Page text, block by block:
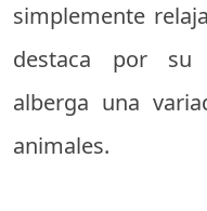
simplemente
destaca por su
alberga una
animales.